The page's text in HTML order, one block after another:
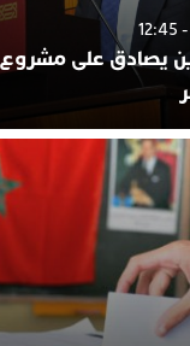
يصادق على